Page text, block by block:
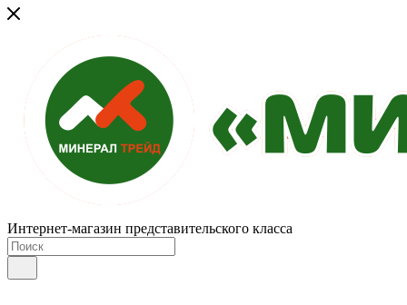
Интернет-магазин представительского класса